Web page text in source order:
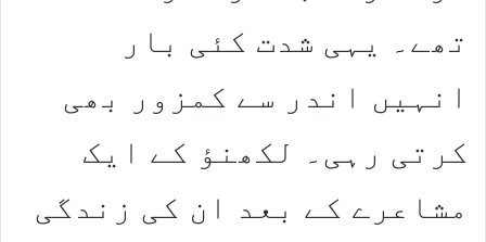
تھے۔ یہی شدت کئی بار
انہیں اندر سے کمزور بھی
کرتی رہی۔ لکھنؤ کے ایک
مشاعرے کے بعد ان کی زندگی